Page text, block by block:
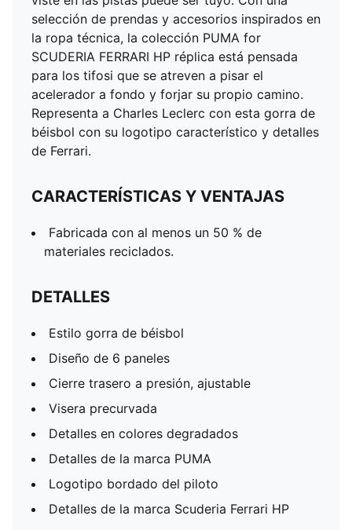
selección de prendas y accesorios inspirados en
la ropa técnica, la colección PUMA for
SCUDERIA FERRARI HP réplica está pensada
para los tifosi que se atreven a pisar el
acelerador a fondo y forjar su propio camino.
Representa a Charles Leclerc con esta gorra de
béisbol con su logotipo característico y detalles
de Ferrari.
CARACTERÍSTICAS Y VENTAJAS
Fabricada con al menos un 50 % de
materiales reciclados.
DETALLES
Estilo gorra de béisbol
Diseño de 6 paneles
Cierre trasero a presión, ajustable
Visera precurvada
Detalles en colores degradados
Detalles de la marca PUMA
Logotipo bordado del piloto
Detalles de la marca Scuderia Ferrari HP